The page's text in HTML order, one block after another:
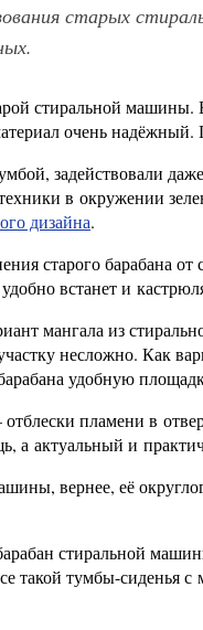
старых
стиральной
очень
задействовали
в окружении
дизайна.
старого барабана
встанет и
мангала из
несложно. Как
удобную
пламени в
а актуальный и
вернее, её
стиральной
такой тумбы-